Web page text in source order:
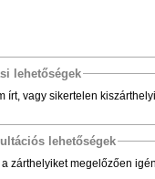
lehetőségek
írt, vagy sikertelen
lehetőségek
zárthelyiket megelőzően